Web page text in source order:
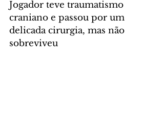
Jogador teve traumatismo
craniano e passou por um
delicada cirurgia, mas não
sobreviveu